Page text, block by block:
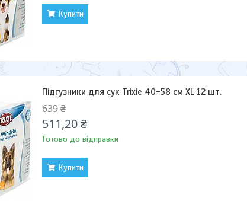
Купити
Підгузники для сук Trixie 40-58 см XL 12 шт.
639 ₴
511,20 ₴
Готово до відправки
Купити